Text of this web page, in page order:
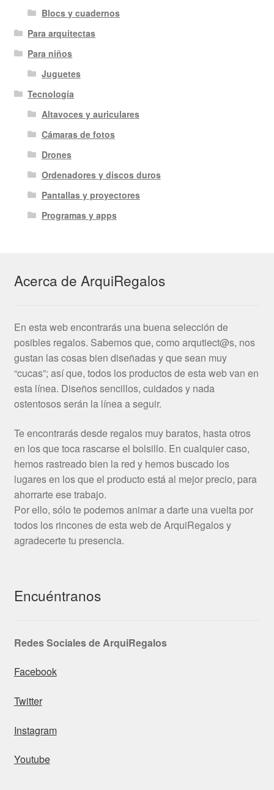
Blocs y cuadernos
Para arquitectas
Para niños
Juguetes
Tecnología
Altavoces y auriculares
Cámaras de fotos
Drones
Ordenadores y discos duros
Pantallas y proyectores
Programas y apps
Acerca de ArquiRegalos
En esta web encontrarás una buena selección de
posibles regalos. Sabemos que, como arqutiect@s, nos
gustan las cosas bien diseñadas y que sean muy
“cucas”; así que, todos los productos de esta web van en
esta línea. Diseños sencillos, cuidados y nada
ostentosos serán la línea a seguir.
Te encontrarás desde regalos muy baratos, hasta otros
en los que toca rascarse el bolsillo. En cualquier caso,
hemos rastreado bien la red y hemos buscado los
lugares en los que el producto está al mejor precio, para
ahorrarte ese trabajo.
Por ello, sólo te podemos animar a darte una vuelta por
todos los rincones de esta web de ArquiRegalos y
agradecerte tu presencia.
Encuéntranos
Redes Sociales de ArquiRegalos
Facebook
Twitter
Instagram
Youtube